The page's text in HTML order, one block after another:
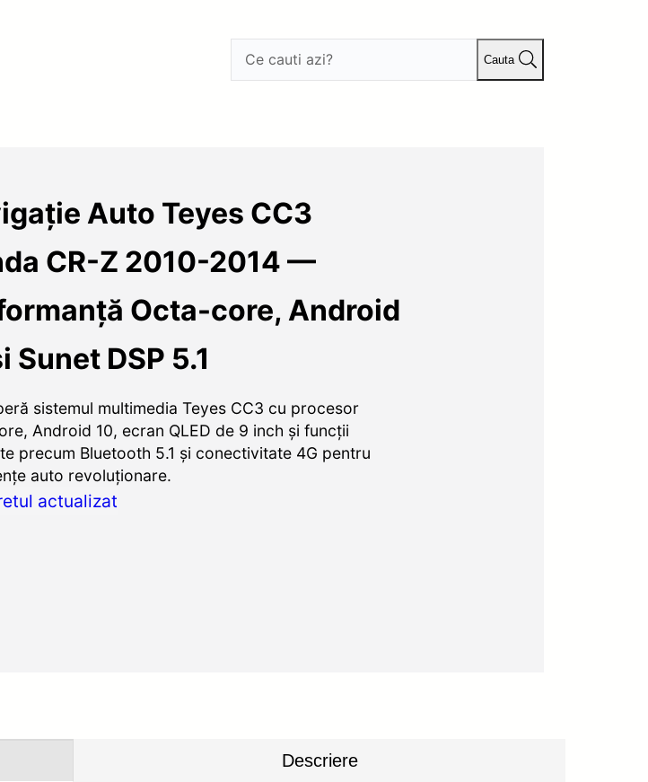
Cauta
Auto Teyes CC3
CR-Z 2010-2014 —
Octa-core, Android
Sunet DSP 5.1
sistemul multimedia Teyes CC3 cu procesor
Android 10, ecran QLED de 9 inch și funcții
precum Bluetooth 5.1 și conectivitate 4G pentru
auto revoluționare.
actualizat
Descriere